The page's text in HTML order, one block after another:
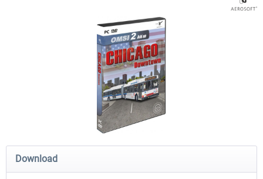
RWA Railjet Advanced Koeblitzer Mountain Route 3
Download